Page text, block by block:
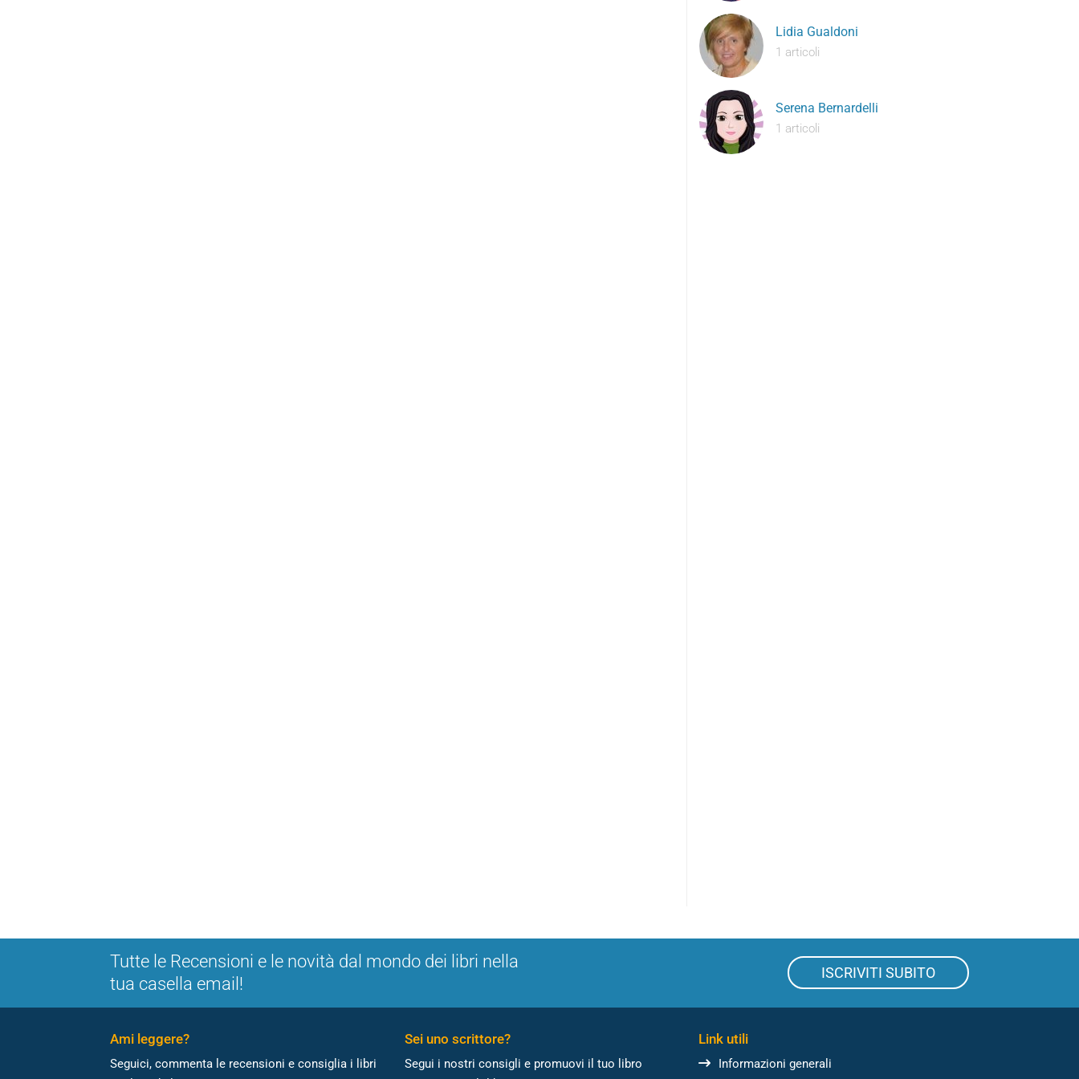
Lidia Gualdoni
1 articoli
Serena Bernardelli
1 articoli
Tutte le Recensioni e le novità dal mondo dei libri nella
tua casella email!
ISCRIVITI SUBITO
Ami leggere?
Seguici, commenta le recensioni e consiglia i libri
Sei uno scrittore?
Segui i nostri consigli e promuovi il tuo libro
Link utili
Informazioni generali